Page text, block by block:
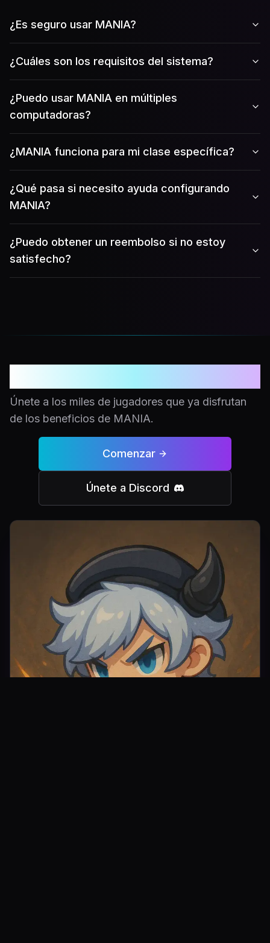
¿Es seguro usar MANIA?
¿Cuáles son los requisitos del sistema?
¿Puedo usar MANIA en múltiples
computadoras?
¿MANIA funciona para mi clase específica?
¿Qué pasa si necesito ayuda configurando
MANIA?
¿Puedo obtener un reembolso si no estoy
satisfecho?
Únete a los miles de jugadores que ya disfrutan
de los beneficios de MANIA.
Comenzar
Únete a Discord